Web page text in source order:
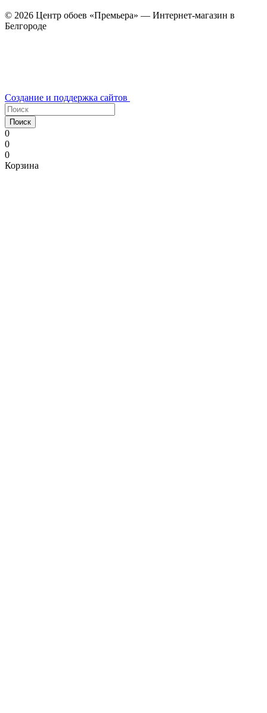
© 2026 Центр обоев «Премьера» — Интернет-магазин в
Белгороде
Создание и поддержка сайтов
Поиск
0
0
0
Корзина